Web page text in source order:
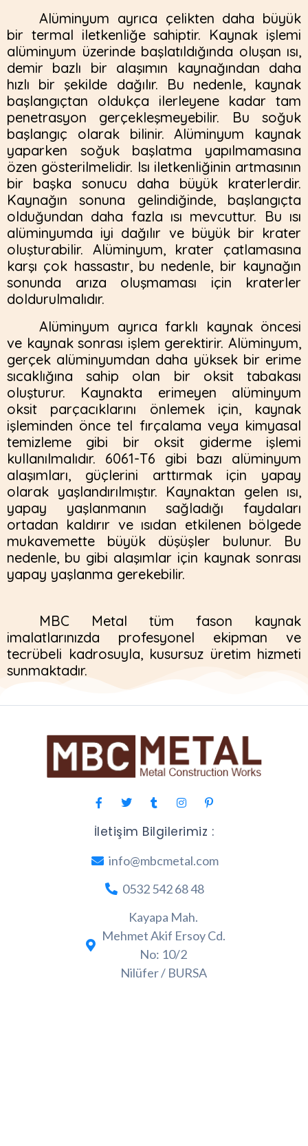
Alüminyum ayrıca çelikten daha büyük
bir termal iletkenliğe sahiptir. Kaynak işlemi
alüminyum üzerinde başlatıldığında oluşan ısı,
demir bazlı bir alaşımın kaynağından daha
hızlı bir şekilde dağılır. Bu nedenle, kaynak
başlangıçtan oldukça ilerleyene kadar tam
penetrasyon gerçekleşmeyebilir. Bu soğuk
başlangıç olarak bilinir. Alüminyum kaynak
yaparken soğuk başlatma yapılmamasına
özen gösterilmelidir. Isı iletkenliğinin artmasının
bir başka sonucu daha büyük kraterlerdir.
Kaynağın sonuna gelindiğinde, başlangıçta
olduğundan daha fazla ısı mevcuttur. Bu ısı
alüminyumda iyi dağılır ve büyük bir krater
oluşturabilir. Alüminyum, krater çatlamasına
karşı çok hassastır, bu nedenle, bir kaynağın
sonunda arıza oluşmaması için kraterler
doldurulmalıdır.
Alüminyum ayrıca farklı kaynak öncesi
ve kaynak sonrası işlem gerektirir. Alüminyum,
gerçek alüminyumdan daha yüksek bir erime
sıcaklığına sahip olan bir oksit tabakası
oluşturur. Kaynakta erimeyen alüminyum
oksit parçacıklarını önlemek için, kaynak
işleminden önce tel fırçalama veya kimyasal
temizleme gibi bir oksit giderme işlemi
kullanılmalıdır. 6061-T6 gibi bazı alüminyum
alaşımları, güçlerini arttırmak için yapay
olarak yaşlandırılmıştır. Kaynaktan gelen ısı,
yapay yaşlanmanın sağladığı faydaları
ortadan kaldırır ve ısıdan etkilenen bölgede
mukavemette büyük düşüşler bulunur. Bu
nedenle, bu gibi alaşımlar için kaynak sonrası
yapay yaşlanma gerekebilir.
MBC Metal tüm fason kaynak
imalatlarınızda profesyonel ekipman ve
tecrübeli kadrosuyla, kusursuz üretim hizmeti
sunmaktadır.
İletişim Bilgilerimiz :
info@mbcmetal.com
0532 542 68 48
Kayapa Mah.
Mehmet Akif Ersoy Cd.
No: 10/2
Nilüfer / BURSA